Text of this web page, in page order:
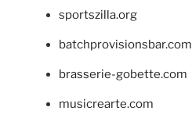
sportszilla.org
batchprovisionsbar.com
brasserie-gobette.com
musicrearte.com